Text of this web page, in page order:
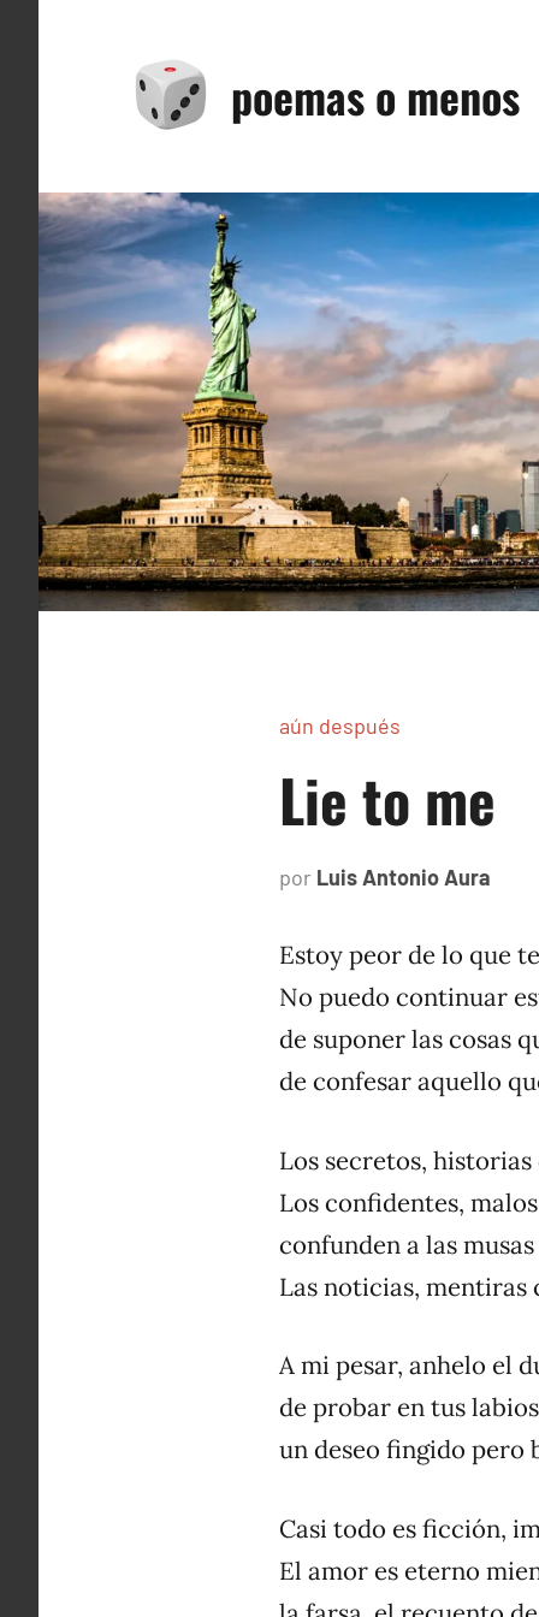
poemas o menos
aún después
Lie to me
por Luis Antonio Aura
2006
Estoy peor de lo que
No puedo continuar
de suponer las cosas
de confesar aquello
Los secretos, historias
Los confidentes,
confunden a las
Las noticias, mentiras
A mi pesar, anhelo el
de probar en tus
un deseo fingido pero
Casi todo es ficción,
El amor es eterno